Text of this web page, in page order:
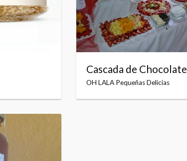
Cascada de Chocolate
OH LALA Pequeñas Delicias